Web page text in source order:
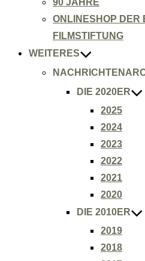
90 JAHRE
ONLINESHOP DER
FILMSTIFTUNG
WEITERES
DIE 2020ER
2025
2024
2023
2022
2021
2020
DIE 2010ER
2019
2018